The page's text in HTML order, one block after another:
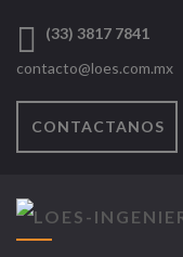
(33) 3817 7841
contacto@loes.com.mx
CONTACTANOS